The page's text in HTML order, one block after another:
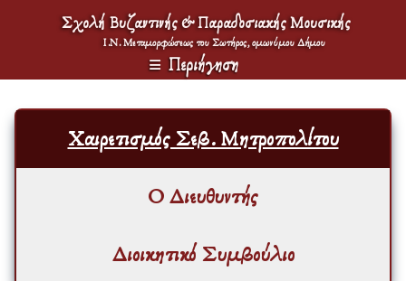
Σχολή Βυζαντινής & Παραδοσιακής Μουσικής
Ι.Ν. Μεταμορφώσεως του Σωτήρος, ομωνύμου Δήμου
Περιήγηση
Χαιρετισμός Σεβ. Μητροπολίτου
Ο Διευθυντής
Διοικητικό Συμβούλιο